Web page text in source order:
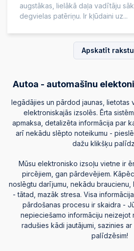
augstākas, lielākā daļa vadītāju
degvielas patēriņu. Ir kļūdaini uz...
Apskatīt
Autoa - automašīnu
Iegādājies un pārdod jaunas, lietotas
elektroniskajās izsolēs. Ērta
apmaksa, detalizēta informācija par
arī nekādu slēpto noteikumu -
dažu klikšķu
Mūsu elektronisko izsoļu vietne ir
pircējiem, gan pārdevējiem.
noslēgtu darījumu, nekādu braucienu,
- tātad, mazāk stresa. Visa
pārdošanas procesu ir skaidra -
nepieciešamo informāciju neizejot
radušies kādi jautājumi, sazinies ar
palīdzēsim!